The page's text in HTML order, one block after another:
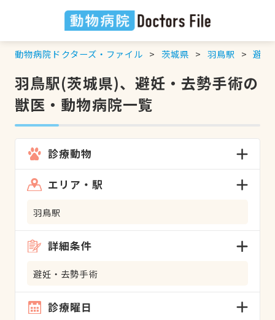
動物病院ドクターズ・ファイル 茨城県 羽鳥駅 避妊
羽鳥駅(茨城県)、避妊・去勢手術の
獣医・動物病院一覧
診療動物
エリア・駅
羽鳥駅
詳細条件
避妊・去勢手術
診療曜日